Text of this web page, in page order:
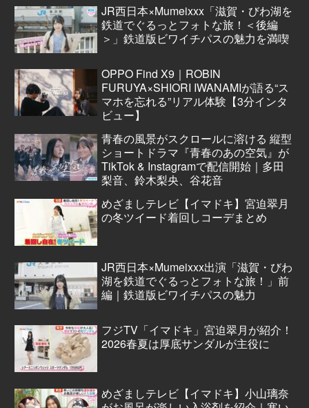
JR西日本×Mumeixxx「滋賀・びわ湖を
鉄道でぐるっとフォトな旅！＜後編
＞」鉄道版ビワイチパスの魅力を満喫
OPPO Find X9｜ROBIN
FURUYA×SHIORI IWANAMIが語る“ス
マホを忘れる”リアル体験【3分インタ
ビュー】
青春の風景がスクロールに溶ける 縦型
ショートドラマ『青春のあの空気』が
TikTok & Instagramで配信開始｜多田
梨音、鈴木梨央、谷花音
めざましテレビ【イマドキ】宮迫翠月
の冬ツイード着回しコーデまとめ
JR西日本×Mumeixxx出演「滋賀・びわ
湖を鉄道でぐるっとフォトな旅！」前
編｜鉄道版ビワイチパスの魅力
フジTV「イマドキ」宮迫翠月が紹介！
2026春夏は厚底サンダルが主役に
めざましテレビ【イマドキ】小山璃奈